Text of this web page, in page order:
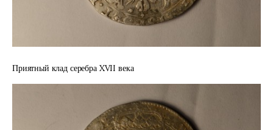
Приятный клад серебра XVII века